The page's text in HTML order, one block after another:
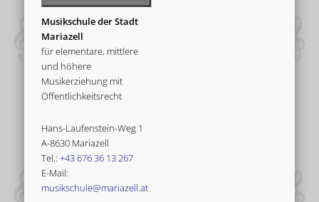
Musikschule der Stadt
Mariazell
für elementare, mittlere
und höhere
Musikerziehung mit
Öffentlichkeitsrecht
Hans-Laufenstein-Weg 1
A-8630 Mariazell
Tel.:+43 676 36 13 267
E-Mail:
musikschule@mariazell.at